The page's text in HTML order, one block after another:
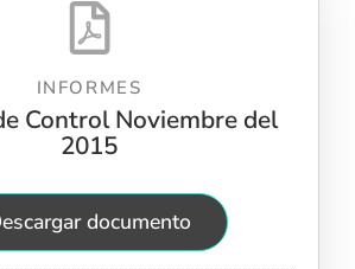
INFORMES
Control Noviembre del
2015
documento